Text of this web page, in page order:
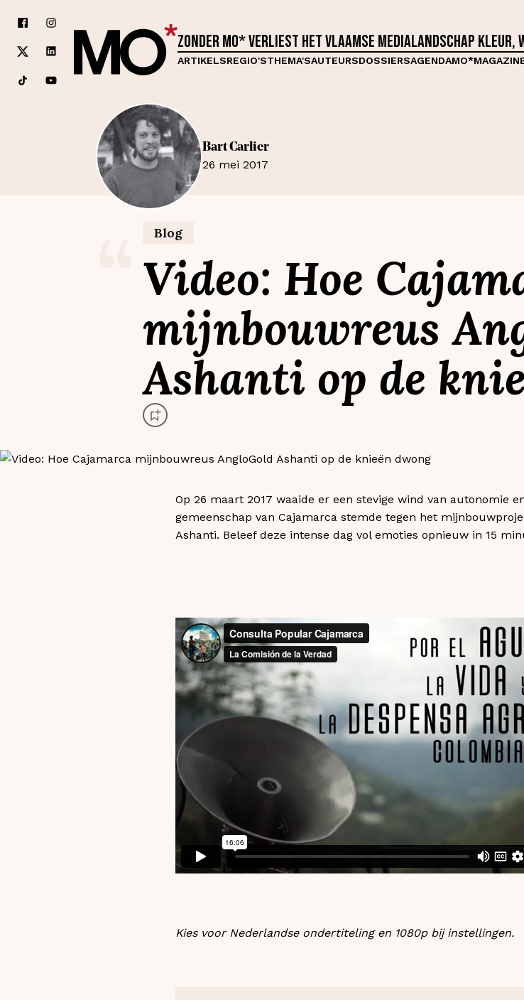
Zonder MO* verliest het Vlaamse medialandschap kleur,
ARTIKELSREGIO'STHEMA'SAUTEURSDOSSIERSAGENDA
BartCarlier
26 mei 2017
Blog
Video: Hoe
mijnbouwreus
Ashanti op de
Op 26 maart 2017 waaide er een stevige wind van autonomie
gemeenschap van Cajamarca stemde tegen het
Ashanti. Beleef deze intense dag vol emoties opnieuw in 15
Kies voor Nederlandse ondertiteling en 1080p bij instellingen.